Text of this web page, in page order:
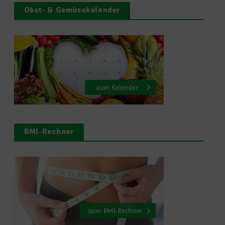
Obst- & Gemüsekalender
BMI-Rechner